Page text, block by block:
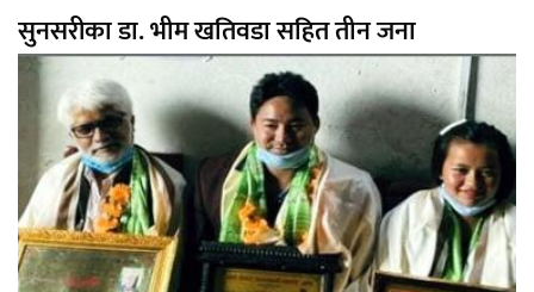
सुनसरीका डा. भीम खतिवडा सहित तीन जना